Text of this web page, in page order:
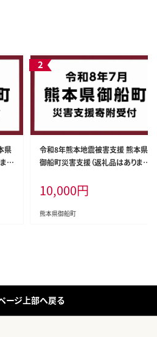
県
せ
令和8年熊本地震被害支援 熊本県
御船町災害支援（返礼品はありませ
10,000円
熊本県御船町
ージ上部へ戻る